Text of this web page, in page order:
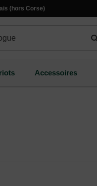
(hors Corse)
Accessoires